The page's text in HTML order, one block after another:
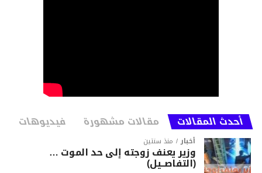
أحدث المقالات مقالات مشهورة فيديوهات
أخبار منذ سنتين
وزير يعنف زوجته إلى حد الموت …
(التفاصــيل)